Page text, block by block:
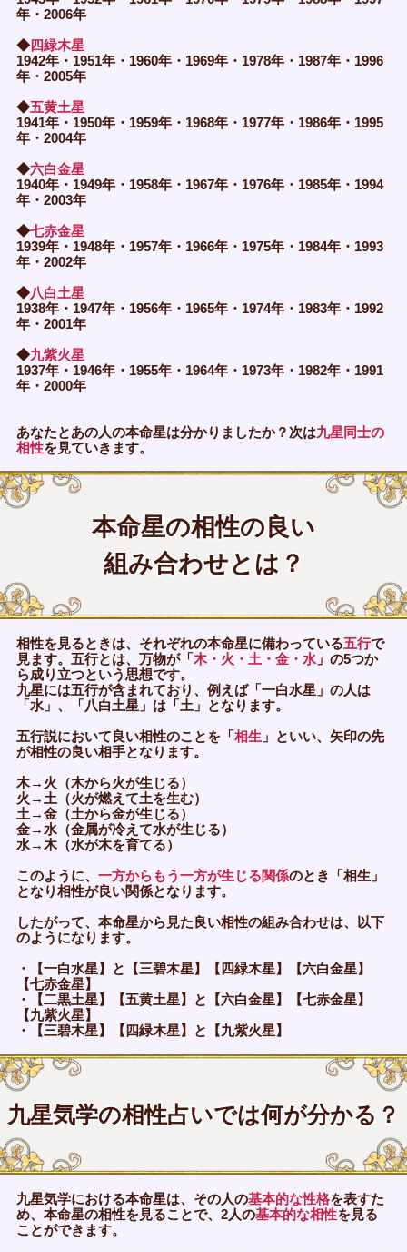
年・2006年
◆四緑木星
1942年・1951年・1960年・1969年・1978年・1987年・1996
年・2005年
◆五黄土星
1941年・1950年・1959年・1968年・1977年・1986年・1995
年・2004年
◆六白金星
1940年・1949年・1958年・1967年・1976年・1985年・1994
年・2003年
◆七赤金星
1939年・1948年・1957年・1966年・1975年・1984年・1993
年・2002年
◆八白土星
1938年・1947年・1956年・1965年・1974年・1983年・1992
年・2001年
◆九紫火星
1937年・1946年・1955年・1964年・1973年・1982年・1991
年・2000年
あなたとあの人の本命星は分かりましたか？次は九星同士の
相性を見ていきます。
本命星の相性の良い
組み合わせとは？
相性を見るときは、それぞれの本命星に備わっている五行で
見ます。五行とは、万物が「木・火・土・金・水」の5つか
ら成り立つという思想です。
九星には五行が含まれており、例えば「一白水星」の人は
「水」、「八白土星」は「土」となります。
五行説において良い相性のことを「相生 」といい、矢印の先
が相性の良い相手となります。
木→火（木から火が生じる）
火→土（火が燃えて土を生む）
土→金（土から金が生じる）
金→水（金属が冷えて水が生じる）
水→木（水が木を育てる）
このように、 一方からもう一方が生じる関係のとき「相生」
となり相性が良い関係となります。
したがって、本命星から見た良い相性の組み合わせは、以下
のようになります。
・【一白水星】と【三碧木星】【四緑木星】【六白金星】
【七赤金星】
・【二黒土星】【五黄土星】と【六白金星】【七赤金星】
【九紫火星】
・【三碧木星】【四緑木星】と【九紫火星】
九星気学の相性占いでは何が分かる？
九星気学における本命星は、その人の基本的な性格を表すた
め、本命星の相性を見ることで、2人の基本的な相性を見る
ことができます。